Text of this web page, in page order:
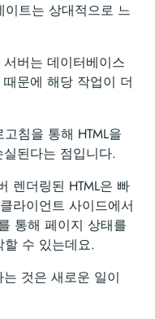
이트는 상대적으로 느
버는 데이터베이스
문에 해당 작업이 더
침을 통해 HTML을
된다는 점입니다.
렌더링된 HTML은 빠
라이언트 사이드에서
통해 페이지 상태를
수 있는데요.
것은 새로운 일이